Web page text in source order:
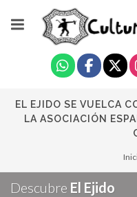
EL EJIDO SE VUELCA
LA ASOCIACIÓN
Descubre El Ejido